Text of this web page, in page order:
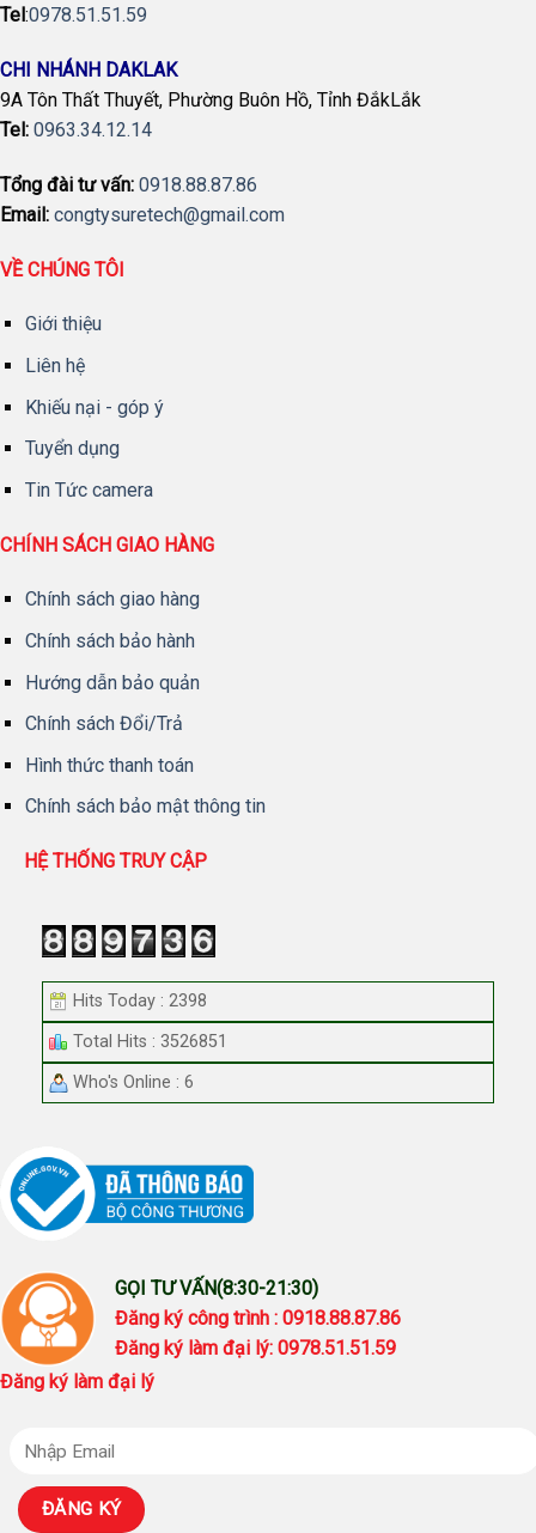
Tel :0978.51.51.59
CHI NHÁNH DAKLAK
9A Tôn Thất Thuyết, Phường Buôn Hồ, Tỉnh ĐắkLắk
Tel: 0963.34.12.14
Tổng đài tư vấn: 0918.88.87.86
Email: congtysuretech@gmail.com
VỀ CHÚNG TÔI
Giới thiệu
Liên hệ
Khiếu nại - góp ý
Tuyển dụng
Tin Tức camera
CHÍNH SÁCH GIAO HÀNG
Chính sách giao hàng
Chính sách bảo hành
Hướng dẫn bảo quản
Chính sách Đổi/Trả
Hình thức thanh toán
Chính sách bảo mật thông tin
HỆ THỐNG TRUY CẬP
Hits Today : 2398
Total Hits : 3526851
Who's Online : 6
GỌI TƯ VẤN(8:30-21:30)
Đăng ký công trình : 0918.88.87.86
Đăng ký làm đại lý: 0978.51.51.59
Đăng ký làm đại lý